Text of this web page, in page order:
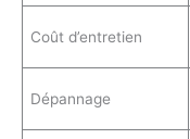
Coût d’entretien
Dépannage